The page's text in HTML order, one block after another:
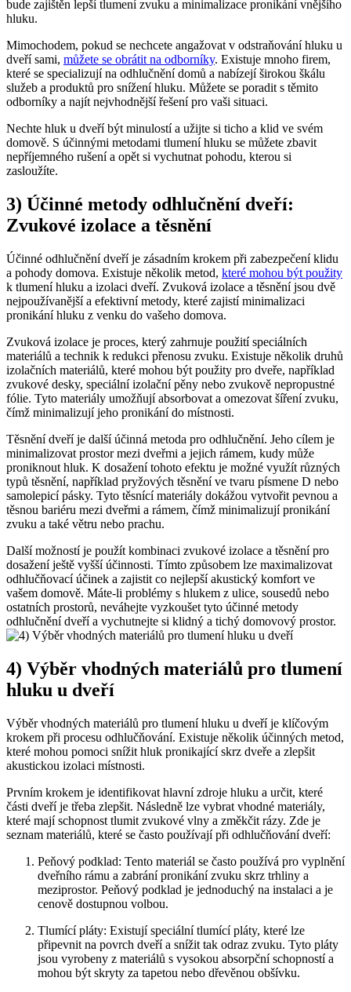
bude zajištěn‍ lepší tlumení zvuku a minimalizace pronikání vnějšího
hluku.
Mimochodem, pokud se nechcete angažovat v odstraňování hluku ‌u​
dveří sami, můžete ‌se obrátit ⁣na odborníky. Existuje mnoho firem,
které se ⁤specializují na ‌odhlučnění domů a nabízejí širokou škálu
služeb a⁣ produktů pro‍ snížení hluku. Můžete se poradit s těmito
odborníky a najít nejvhodnější řešení pro‌ vaši situaci.
Nechte hluk ⁣u dveří být minulostí a užijte si ticho a klid ve⁣ svém
domově. S účinnými metodami tlumení hluku se ‍můžete zbavit
nepříjemného rušení a opět si vychutnat pohodu, kterou si
zasloužíte.
3) Účinné ⁢metody odhlučnění dveří:
Zvukové izolace a těsnění
Účinné odhlučnění dveří je zásadním ‍krokem při zabezpečení klidu
a pohody‍ domova.​ Existuje několik⁤ metod, které mohou být použity
k tlumení hluku‌ a izolaci dveří. Zvuková izolace a ​těsnění jsou dvě
nejpoužívanější a efektivní metody, které zajistí minimalizaci
⁤pronikání⁤ hluku⁢ z venku do ‍vašeho domova.
Zvuková izolace je ‍proces, který zahrnuje použití ⁣speciálních‌
materiálů ⁤a technik k ⁢redukci přenosu zvuku. Existuje několik⁤ druhů
izolačních materiálů, které ⁣mohou být použity pro dveře, například
zvukové desky, speciální izolační pěny nebo zvukově⁤ nepropustné
fólie. Tyto ⁣materiály‍ umožňují⁢ absorbovat a omezovat šíření zvuku,
čímž minimalizují ⁢jeho pronikání do místnosti.
Těsnění dveří je ⁤další účinná‌ metoda pro odhlučnění. ‌Jeho cílem je⁢
minimalizovat‍ prostor⁢ mezi dveřmi a jejich rámem, kudy může
‍proniknout ​hluk. K dosažení tohoto efektu je možné využít různých
typů těsnění, ​například pryžových těsnění ve tvaru písmene⁣ D nebo
⁣samolepicí pásky. Tyto těsnící ‍materiály dokážou vytvořit pevnou a
těsnou bariéru mezi dveřmi a rámem, čímž minimalizují ‌pronikání
zvuku ‌a také ⁤větru nebo prachu.
Další možností je⁤ použít⁣ kombinaci zvukové izolace a těsnění⁤ pro
dosažení‌ ještě vyšší účinnosti. Tímto způsobem lze maximalizovat
odhlučňovací účinek ‌a zajistit ​co nejlepší akustický komfort ve
vašem domově. Máte-li problémy s hlukem ⁢z ulice, sousedů ‍nebo
ostatních prostorů, neváhejte vyzkoušet tyto účinné metody
odhlučnění dveří a⁣ vychutnejte si klidný a ‌tichý domovový ⁢prostor.
4) Výběr vhodných materiálů pro tlumení
hluku⁤ u dveří
Výběr vhodných materiálů pro tlumení hluku ⁣u ‍dveří je klíčovým
krokem při procesu odhlučňování. Existuje několik ​účinných metod,
které mohou pomoci snížit hluk ⁣pronikající skrz dveře a zlepšit
akustickou izolaci místnosti. ⁢
Prvním krokem je identifikovat hlavní zdroje hluku a určit, které
části dveří je třeba zlepšit. Následně lze vybrat vhodné ‍materiály,
které mají schopnost tlumit zvukové vlny⁣ a změkčit rázy. Zde je
seznam materiálů, ‍které se ‍často používají ⁢při odhlučňování dveří:
Peňový podklad: Tento materiál ​se často používá​ pro vyplnění
dveřního⁣ rámu ⁣a ⁣zabrání pronikání zvuku‍ skrz trhliny a
meziprostor. Peňový podklad ​je jednoduchý na instalaci a je
cenově dostupnou ⁣volbou.
Tlumící‌ pláty: ⁤Existují speciální tlumící pláty,⁢ které lze
připevnit na povrch dveří a snížit tak odraz zvuku. Tyto pláty⁤
jsou vyrobeny ⁣z materiálů s ⁣vysokou absorpční schopností a
mohou být⁢ skryty⁣ za tapetou nebo dřevěnou obšívku.